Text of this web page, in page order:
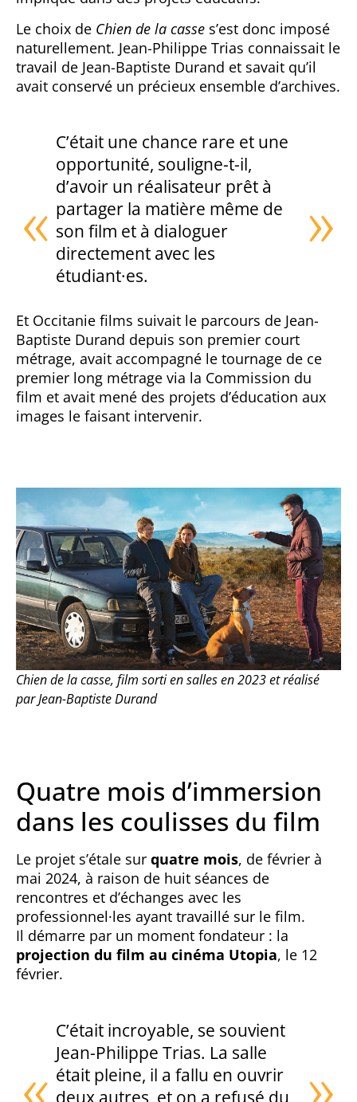
Le choix de Chien de la casse s’est donc imposé
naturellement. Jean-Philippe Trias connaissait le
travail de Jean-Baptiste Durand et savait qu’il
avait conservé un précieux ensemble d’archives.
C’était une chance rare et une
opportunité, souligne-t-il,
d’avoir un réalisateur prêt à
partager la matière même de
son film et à dialoguer
directement avec les
étudiant·es.
Et Occitanie films suivait le parcours de Jean-
Baptiste Durand depuis son premier court
métrage, avait accompagné le tournage de ce
premier long métrage via la Commission du
film et avait mené des projets d’éducation aux
images le faisant intervenir.
Chien de la casse, film sorti en salles en 2023 et réalisé
par Jean-Baptiste Durand
Quatre mois d’immersion
dans les coulisses du film
Le projet s’étale sur quatre mois, de février à
mai 2024, à raison de huit séances de
rencontres et d’échanges avec les
professionnel·les ayant travaillé sur le film.
Il démarre par un moment fondateur : la
projection du film au cinéma Utopia, le 12
février.
C’était incroyable, se souvient
Jean-Philippe Trias. La salle
était pleine, il a fallu en ouvrir
deux autres, et on a refusé du